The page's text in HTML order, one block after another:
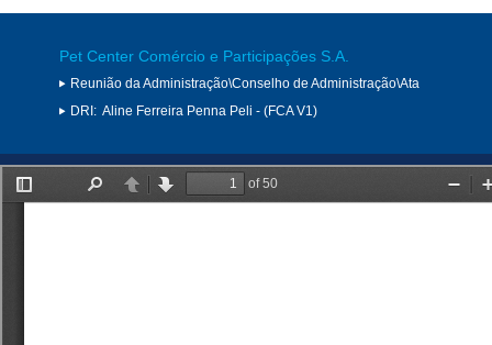
Pet Center Comércio e Participações S.A.
Reunião da Administração\Conselho de Administração\Ata
DRI: Aline Ferreira Penna Peli - (FCA V1)